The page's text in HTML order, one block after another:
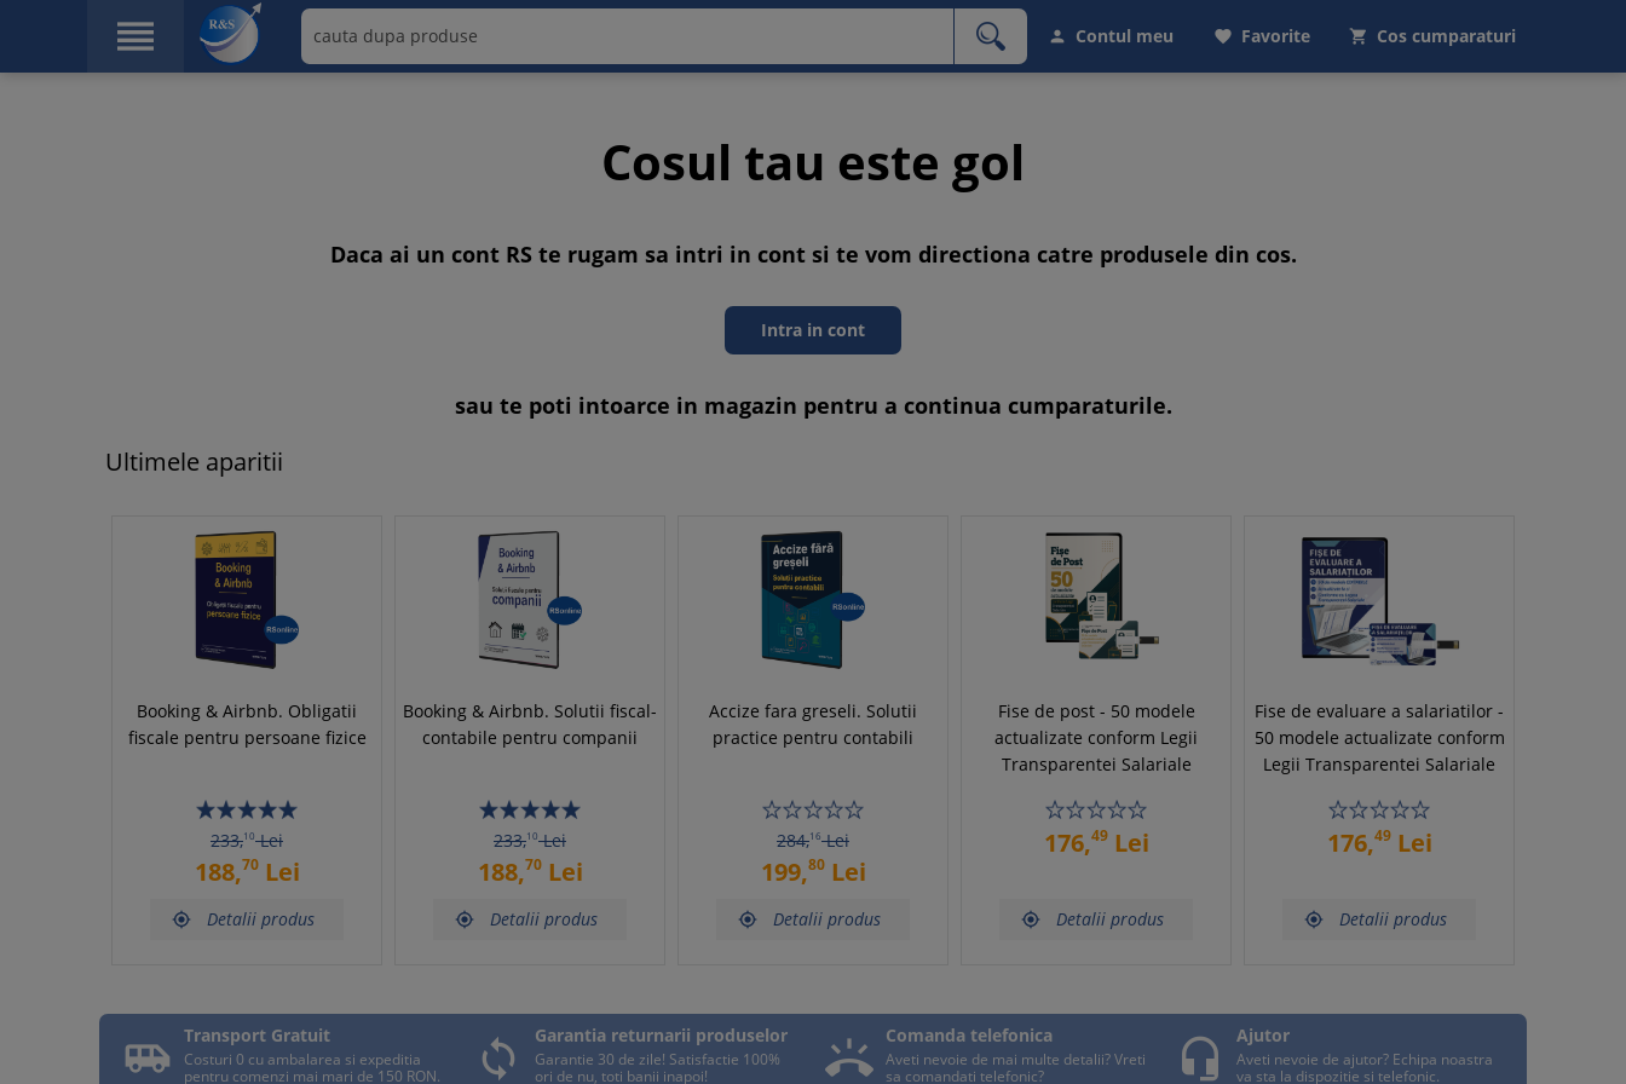
  Contul meu  Favorite  Cos cumparaturi
Cosul tau este gol
Daca ai un cont RS te rugam sa intri in cont si te vom directiona catre produsele din cos.
Intra in cont
sau te poti intoarce in magazin pentru a continua cumparaturile.
Ultimele aparitii
Booking & Airbnb. Obligatii
fiscale pentru persoane fizice
233,10Lei
188,70Lei
 Detalii produs
Booking & Airbnb. Solutii fiscal-
contabile pentru companii
233,10Lei
188,70Lei
 Detalii produs
Accize fara greseli. Solutii
practice pentru contabili
284,16Lei
199,80Lei
 Detalii produs
Fise de post - 50 modele
actualizate conform Legii
Transparentei Salariale
176,49Lei
 Detalii produs
Fise de evaluare a salariatilor -
50 modele actualizate conform
Legii Transparentei Salariale
176,49Lei
 Detalii produs
 Transport Gratuit
Costuri 0 cu ambalarea si expeditia
pentru comenzi mai mari de 150 RON.
 Garantia returnarii produselor
Garantie 30 de zile! Satisfactie 100%
ori de nu, toti banii inapoi!
 Comanda telefonica
Aveti nevoie de mai multe detalii? Vreti
sa comandati telefonic?
 Ajutor
Aveti nevoie de ajutor? Echipa noastra
va sta la dispozitie si telefonic.